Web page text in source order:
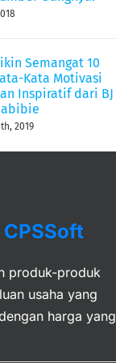
Semangat 10
Kata Motivasi
Inspiratif dari BJ
2019
produk-produk
usaha yang
harga yang